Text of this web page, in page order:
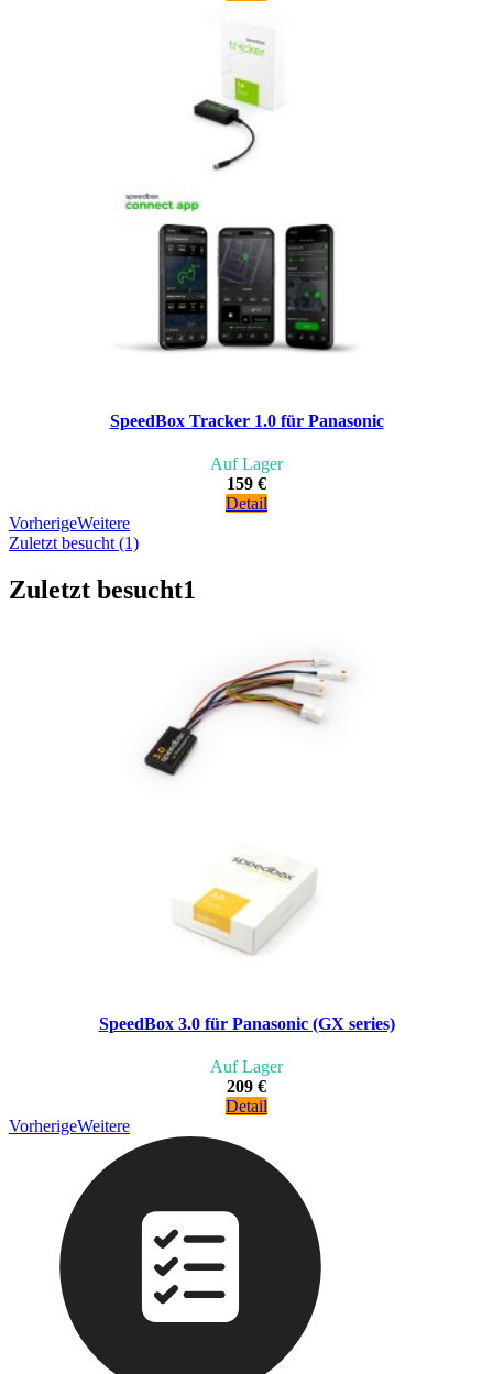
SpeedBox Tracker 1.0 für Panasonic
Auf Lager
159 €
Detail
VorherigeWeitere
Zuletzt besucht (1)
Zuletzt besucht1
SpeedBox 3.0 für Panasonic (GX series)
Auf Lager
209 €
Detail
VorherigeWeitere